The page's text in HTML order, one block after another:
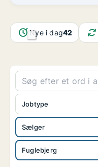
Nye i dag42
Sælger
Fuglebjerg
Jobtype